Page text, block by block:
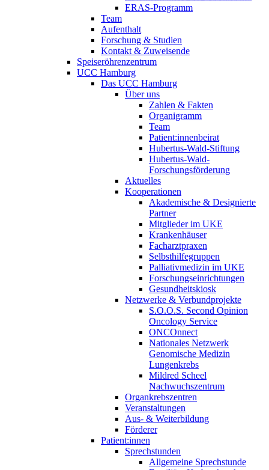
ERAS-Programm
Team
Aufenthalt
Forschung & Studien
Kontakt & Zuweisende
Speiseröhrenzentrum
UCC Hamburg
Das UCC Hamburg
Über uns
Zahlen & Fakten
Organigramm
Team
Patient:innenbeirat
Hubertus-Wald-Stiftung
Hubertus-Wald-
Forschungsförderung
Aktuelles
Kooperationen
Akademische & Designierte
Partner
Mitglieder im UKE
Krankenhäuser
Facharztpraxen
Selbsthilfegruppen
Palliativmedizin im UKE
Forschungseinrichtungen
Gesundheitskiosk
Netzwerke & Verbundprojekte
S.O.O.S. Second Opinion
Oncology Service
ONCOnnect
Nationales Netzwerk
Genomische Medizin
Lungenkrebs
Mildred Scheel
Nachwuchszentrum
Organkrebszentren
Veranstaltungen
Aus- & Weiterbildung
Förderer
Patient:innen
Sprechstunden
Allgemeine Sprechstunde